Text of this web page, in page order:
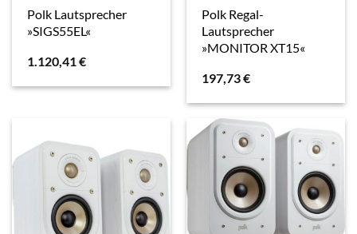
Polk Lautsprecher
»SIGS55EL«
1.120,41€
Polk Regal-
Lautsprecher
»MONITOR XT15«
197,73€